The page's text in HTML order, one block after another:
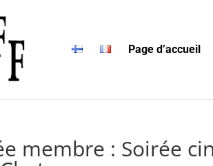
Page d’accueil
membre : Soirée